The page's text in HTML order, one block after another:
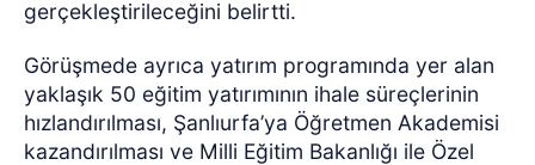
gerçekleştirileceğini belirtti.
Görüşmede ayrıca yatırım programında yer alan
yaklaşık 50 eğitim yatırımının ihale süreçlerinin
hızlandırılması, Şanlıurfa’ya Öğretmen Akademisi
kazandırılması ve Milli Eğitim Bakanlığı ile Özel